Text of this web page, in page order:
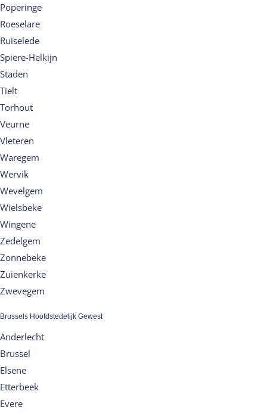
Poperinge
Roeselare
Ruiselede
Spiere-Helkijn
Staden
Tielt
Torhout
Veurne
Vleteren
Waregem
Wervik
Wevelgem
Wielsbeke
Wingene
Zedelgem
Zonnebeke
Zuienkerke
Zwevegem
Brussels Hoofdstedelijk Gewest
Anderlecht
Brussel
Elsene
Etterbeek
Evere